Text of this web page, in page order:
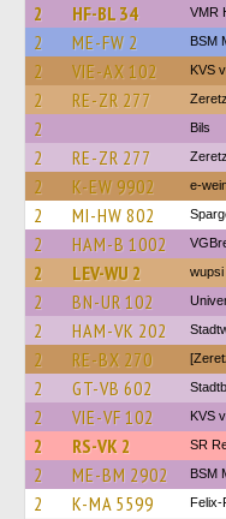
2 HF-BL 34 VMR
2 ME-FW 2 BSM
2 VIE-AX 102 KVS
2 RE-ZR 277
2 Bils
2 RE-ZR 277
2 K-EW 9902 e-
2 MI-HW 802
2 HAM-B 1002
2 LEV-WU 2 wupsi
2 BN-UR 102
2 HAM-VK 202
2 RE-BX 270
2 GT-VB 602
2 VIE-VF 102 KVS
2 RS-VK 2 SR
2 ME-BM 2902 BSM
2 K-MA 5599 Felix-